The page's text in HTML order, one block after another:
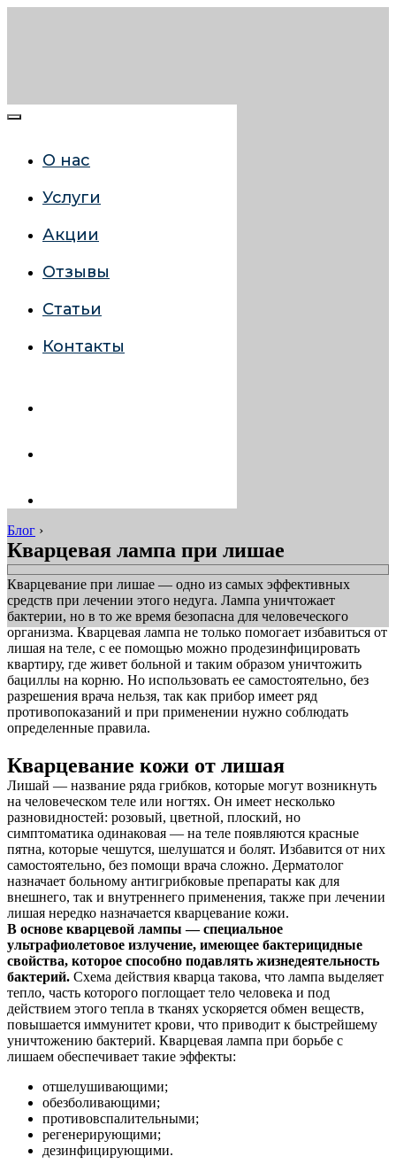
О нас
Услуги
Акции
Отзывы
Статьи
Контакты
Блог ›
Кварцевая лампа при лишае
Кварцевание при лишае — одно из самых эффективных
средств при лечении этого недуга. Лампа уничтожает
бактерии, но в то же время безопасна для человеческого
организма. Кварцевая лампа не только помогает избавиться от
лишая на теле, с ее помощью можно продезинфицировать
квартиру, где живет больной и таким образом уничтожить
бациллы на корню. Но использовать ее самостоятельно, без
разрешения врача нельзя, так как прибор имеет ряд
противопоказаний и при применении нужно соблюдать
определенные правила.
Кварцевание кожи от лишая
Лишай — название ряда грибков, которые могут возникнуть
на человеческом теле или ногтях. Он имеет несколько
разновидностей: розовый, цветной, плоский, но
симптоматика одинаковая — на теле появляются красные
пятна, которые чешутся, шелушатся и болят. Избавится от них
самостоятельно, без помощи врача сложно. Дерматолог
назначает больному антигрибковые препараты как для
внешнего, так и внутреннего применения, также при лечении
лишая нередко назначается кварцевание кожи.
В основе кварцевой лампы — специальное
ультрафиолетовое излучение, имеющее бактерицидные
свойства, которое способно подавлять жизнедеятельность
бактерий. Схема действия кварца такова, что лампа выделяет
тепло, часть которого поглощает тело человека и под
действием этого тепла в тканях ускоряется обмен веществ,
повышается иммунитет крови, что приводит к быстрейшему
уничтожению бактерий. Кварцевая лампа при борьбе с
лишаем обеспечивает такие эффекты:
отшелушивающими;
обезболивающими;
противовспалительными;
регенерирующими;
дезинфицирующими.